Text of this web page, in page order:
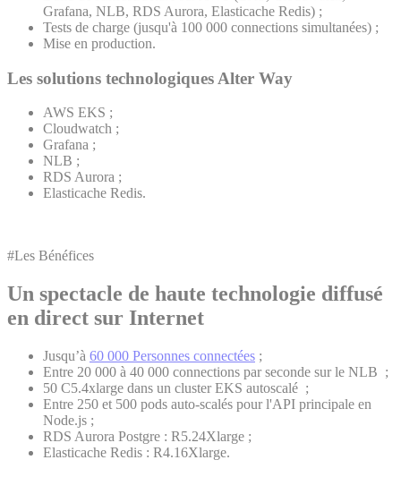
Grafana, NLB, RDS Aurora, Elasticache Redis) ;
Tests de charge (jusqu'à 100 000 connections simultanées) ;
Mise en production.
Les solutions technologiques Alter Way
AWS EKS ;
Cloudwatch ;
Grafana ;
NLB ;
RDS Aurora ;
Elasticache Redis.
#Les Bénéfices
Un spectacle de haute technologie diffusé
en direct sur Internet
Jusqu’à 60 000 Personnes connectées ;
Entre 20 000 à 40 000 connections par seconde sur le NLB ;
50 C5.4xlarge dans un cluster EKS autoscalé ;
Entre 250 et 500 pods auto-scalés pour l'API principale en
Node.js ;
RDS Aurora Postgre : R5.24Xlarge ;
Elasticache Redis : R4.16Xlarge.